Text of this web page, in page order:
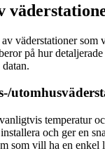
väderstationer som
på hur
temperatur
och ger en
som vill ha en enkel